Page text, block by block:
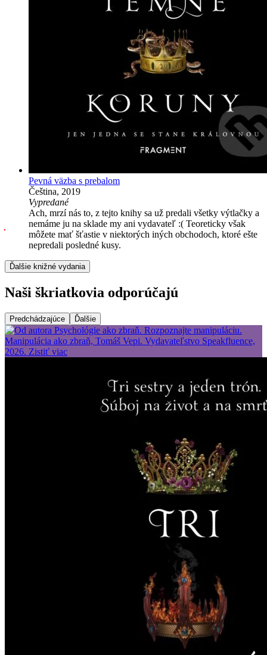
Pevná väzba s prebalom
Čeština, 2019
Vypredané
Ach, mrzí nás to, z tejto knihy sa už predali všetky výtlačky a
nemáme ju na sklade my ani vydavateľ :( Teoreticky však
môžete mať šťastie v niektorých iných obchodoch, ktoré ešte
nepredali posledné kusy.
Ďalšie knižné vydania
Naši škriatkovia odporúčajú
Predchádzajúce Ďalšie